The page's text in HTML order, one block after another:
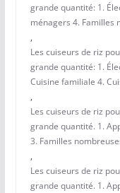
grande quantité: 1.
ménagers 4. Familles
,
Les cuiseurs de riz
grande quantité: 1.
Cuisine familiale 4.
,
Les cuiseurs de riz
grande quantité. 1.
3. Familles
,
Les cuiseurs de riz
grande quantité. 1.